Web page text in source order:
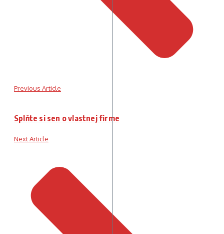
Previous Article
Splňte si sen o vlastnej firme
Next Article